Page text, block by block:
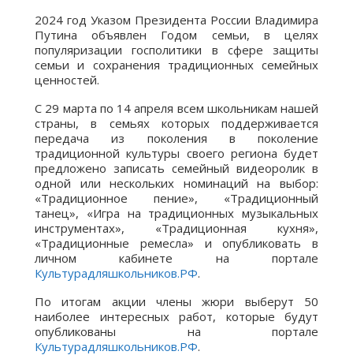
2024 год Указом Президента России Владимира
Путина объявлен Годом семьи, в целях
популяризации госполитики в сфере защиты
семьи и сохранения традиционных семейных
ценностей.
С 29 марта по 14 апреля всем школьникам нашей
страны, в семьях которых поддерживается
передача из поколения в поколение
традиционной культуры своего региона будет
предложено записать семейный видеоролик в
одной или нескольких номинаций на выбор:
«Традиционное пение», «Традиционный
танец», «Игра на традиционных музыкальных
инструментах», «Традиционная кухня»,
«Традиционные ремесла» и опубликовать в
личном кабинете на портале
Культурадляшкольников.РФ.
По итогам акции члены жюри выберут 50
наиболее интересных работ, которые будут
опубликованы на портале
Культурадляшкольников.РФ.